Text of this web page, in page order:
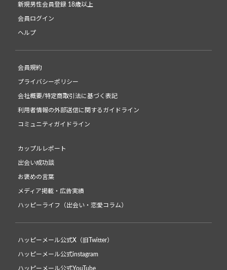
新規男性会員登録 18歳以上
会員ログイン
ヘルプ
会員規約
プライバシーポリシー
会社概要/特定商取引法に基づく表記
利用者情報の外部送信に関するガイドライン
コミュニティガイドライン
カップルレポート
出会い成功談
お褒めの言葉
メディア掲載・広告実績
ハッピーライフ（出会い・恋愛コラム）
ハッピーメール公式X（旧Twitter）
ハッピーメール公式instagram
ハッピーメール公式YouTube